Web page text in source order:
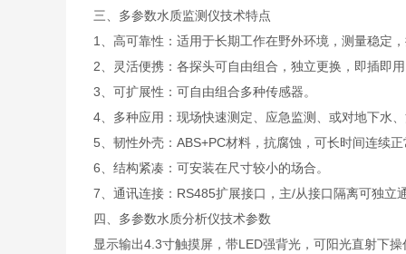
三、多参数水质监测仪技术特点
1、高可靠性：适用于长期工作在野外环境，测量稳定
2、灵活便携：各探头可自由组合，独立更换，即插即
3、可扩展性：可自由组合多种传感器。
4、多种应用：现场快速测定、应急监测、或对地下水
5、韧性外壳：ABS+PC材料，抗腐蚀，可长时间连续
6、结构紧凑：可安装在尺寸较小的场合。
7、通讯连接：RS485扩展接口，主/从接口隔离可独立
四、多参数水质分析仪技术参数
显示输出4.3寸触摸屏，带LED强背光，可阳光直射下操